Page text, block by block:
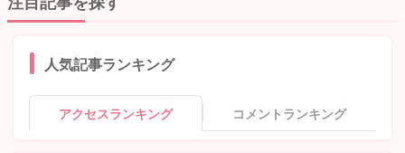
人気記事ランキング
アクセスランキング コメントランキング